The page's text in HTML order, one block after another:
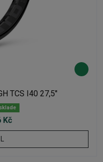
TCS I40 27,5"
Kč